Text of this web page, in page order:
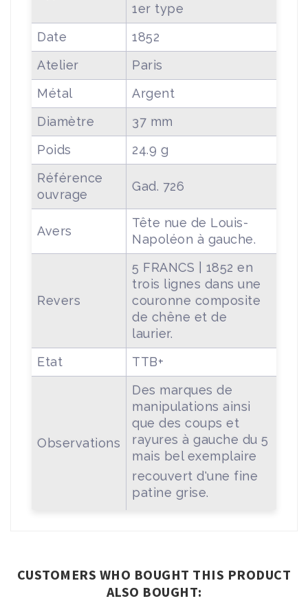
1er type
Date
1852
Atelier
Paris
Métal
Argent
Diamètre
37 mm
Poids
24.9 g
Référence
ouvrage
Gad. 726
Avers
Tête nue de Louis-
Napoléon à gauche.
Revers
5 FRANCS | 1852 en
trois lignes dans une
couronne composite
de chêne et de
laurier.
Etat
TTB+
Observations
Des marques de
manipulations ainsi
que des coups et
rayures à gauche du 5
mais bel exemplaire
recouvert d'une fine
patine grise.
CUSTOMERS WHO BOUGHT THIS PRODUCT
ALSO BOUGHT: